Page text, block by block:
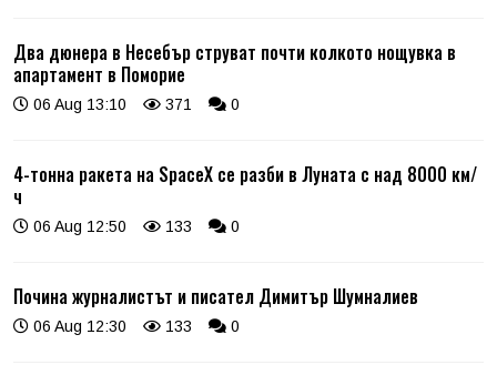
Два дюнера в Несебър струват почти колкото нощувка в
апартамент в Поморие
06 Aug 13:10 371 0
4-тонна ракета на SpaceX се разби в Луната с над 8000 км/
ч
06 Aug 12:50 133 0
Почина журналистът и писател Димитър Шумналиев
06 Aug 12:30 133 0